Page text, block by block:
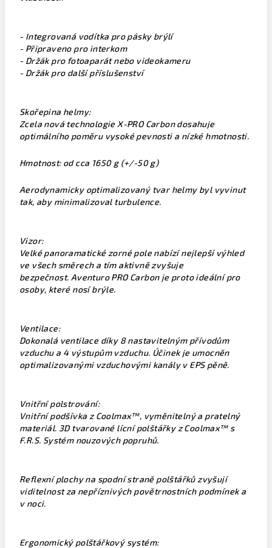
- Integrovaná vodítka pro pásky brýlí
- Připraveno pro interkom
- Držák pro fotoaparát nebo videokameru
- Držák pro další příslušenství
Skořepina helmy:
Zcela nová technologie X-PRO Carbon dosahuje
optimálního poměru vysoké pevnosti a nízké hmotnosti.
Hmotnost: od cca 1650 g (+/-50 g)
Aerodynamicky optimalizovaný tvar helmy byl vyvinut
tak, aby minimalizoval turbulence.
Vizor:
Velké panoramatické zorné pole nabízí nejlepší výhled
ve všech směrech a tím aktivně zvyšuje
bezpečnost. Aventuro PRO Carbon je proto ideální pro
osoby, které nosí brýle.
Ventilace:
Dokonalá ventilace díky 8 nastavitelným přívodům
vzduchu a 4 výstupům vzduchu. Účinek je umocněn
optimalizovanými vzduchovými kanály v EPS pěně.
Vnitřní polstrování:
Vnitřní podšívka z Coolmax™, vyměnitelný a pratelný
materiál. 3D tvarované lícní polštářky z Coolmax™ s
F.R.S. Systém nouzových popruhů.
Reflexní plochy na spodní straně polštářků zvyšují
viditelnost za nepříznivých povětrnostních podmínek a
v noci.
Ergonomický polštářkový systém: